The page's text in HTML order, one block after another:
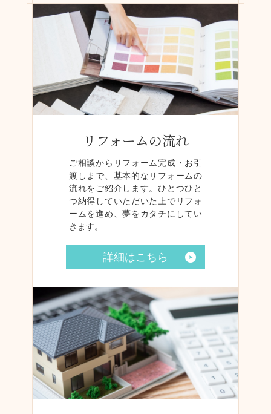
リフォームの流れ
ご相談からリフォーム完成・お引
渡しまで、基本的なリフォームの
流れをご紹介します。ひとつひと
つ納得していただいた上でリフォ
ームを進め、夢をカタチにしてい
きます。
詳細はこちら